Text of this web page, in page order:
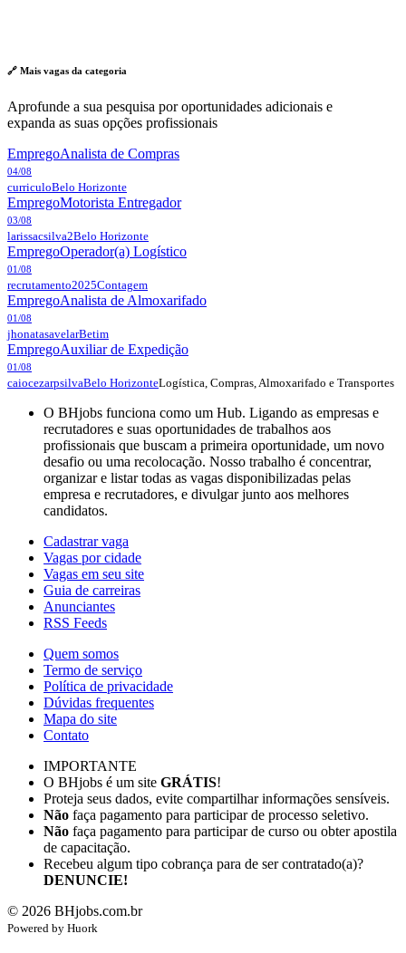
🔗 Mais vagas da categoria
Aprofunde a sua pesquisa por oportunidades adicionais e
expanda as suas opções profissionais
EmpregoAnalista de Compras
04/08
curriculoBelo Horizonte
EmpregoMotorista Entregador
03/08
larissacsilva2Belo Horizonte
EmpregoOperador(a) Logístico
01/08
recrutamento2025Contagem
EmpregoAnalista de Almoxarifado
01/08
jhonatasavelarBetim
EmpregoAuxiliar de Expedição
01/08
caiocezarpsilvaBelo HorizonteLogística, Compras, Almoxarifado e Transportes
O BHjobs funciona como um Hub. Ligando as empresas e
recrutadores e suas oportunidades de trabalhos aos
profissionais que buscam a primeira oportunidade, um novo
desafio ou uma recolocação. Nosso trabalho é concentrar,
organizar e listar todas as vagas disponibilizadas pelas
empresa e recrutadores, e divulgar junto aos melhores
candidatos.
Cadastrar vaga
Vagas por cidade
Vagas em seu site
Guia de carreiras
Anunciantes
RSS Feeds
Quem somos
Termo de serviço
Política de privacidade
Dúvidas frequentes
Mapa do site
Contato
IMPORTANTE
O BHjobs é um site GRÁTIS!
Proteja seus dados, evite compartilhar informações sensíveis.
Não faça pagamento para participar de processo seletivo.
Não faça pagamento para participar de curso ou obter apostila
de capacitação.
Recebeu algum tipo cobrança para de ser contratado(a)?
DENUNCIE!
© 2026 BHjobs.com.br
Powered by Huork